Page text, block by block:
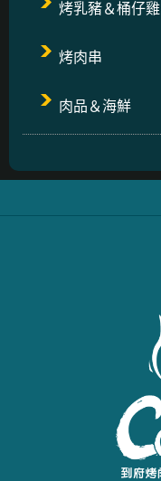
烤乳豬＆桶仔雞
烤肉串
肉品＆海鮮